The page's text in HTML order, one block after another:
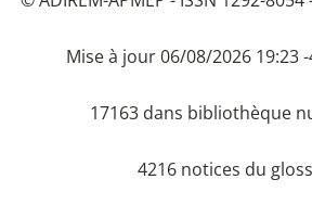
Mise à jour 06/08/2026 19:23 -
17163 dans bibliothèque
4216 notices du